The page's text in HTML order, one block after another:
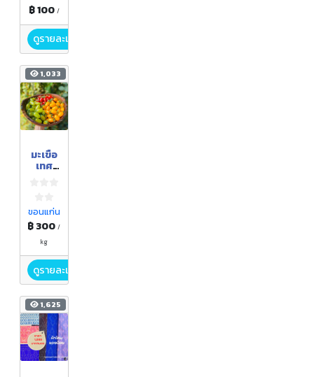
฿ 100 /
ดูรายละเอียด
1,033
มะเขือ
เทศ
ขอนแก่น
฿ 300/
kg
ดูรายละเอียด
1,625